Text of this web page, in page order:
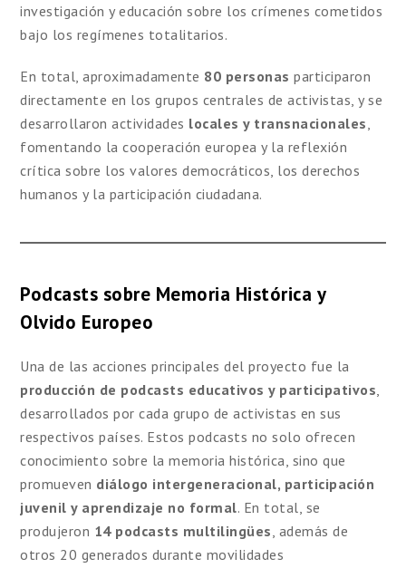
investigación y educación sobre los crímenes cometidos
bajo los regímenes totalitarios.
En total, aproximadamente 80 personas participaron
directamente en los grupos centrales de activistas, y se
desarrollaron actividades locales y transnacionales,
fomentando la cooperación europea y la reflexión
crítica sobre los valores democráticos, los derechos
humanos y la participación ciudadana.
Podcasts sobre Memoria Histórica y
Olvido Europeo
Una de las acciones principales del proyecto fue la
producción de podcasts educativos y participativos,
desarrollados por cada grupo de activistas en sus
respectivos países. Estos podcasts no solo ofrecen
conocimiento sobre la memoria histórica, sino que
promueven diálogo intergeneracional, participación
juvenil y aprendizaje no formal. En total, se
produjeron 14 podcasts multilingües, además de
otros 20 generados durante movilidades